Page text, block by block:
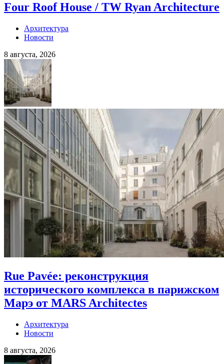
Four Roof House / TW Ryan Architecture
Архитектура
Новости
8 августа, 2026
Rue Pavée: реконструкция
исторического комплекса в парижском
Марэ от MARS Architectes
Архитектура
Новости
8 августа, 2026